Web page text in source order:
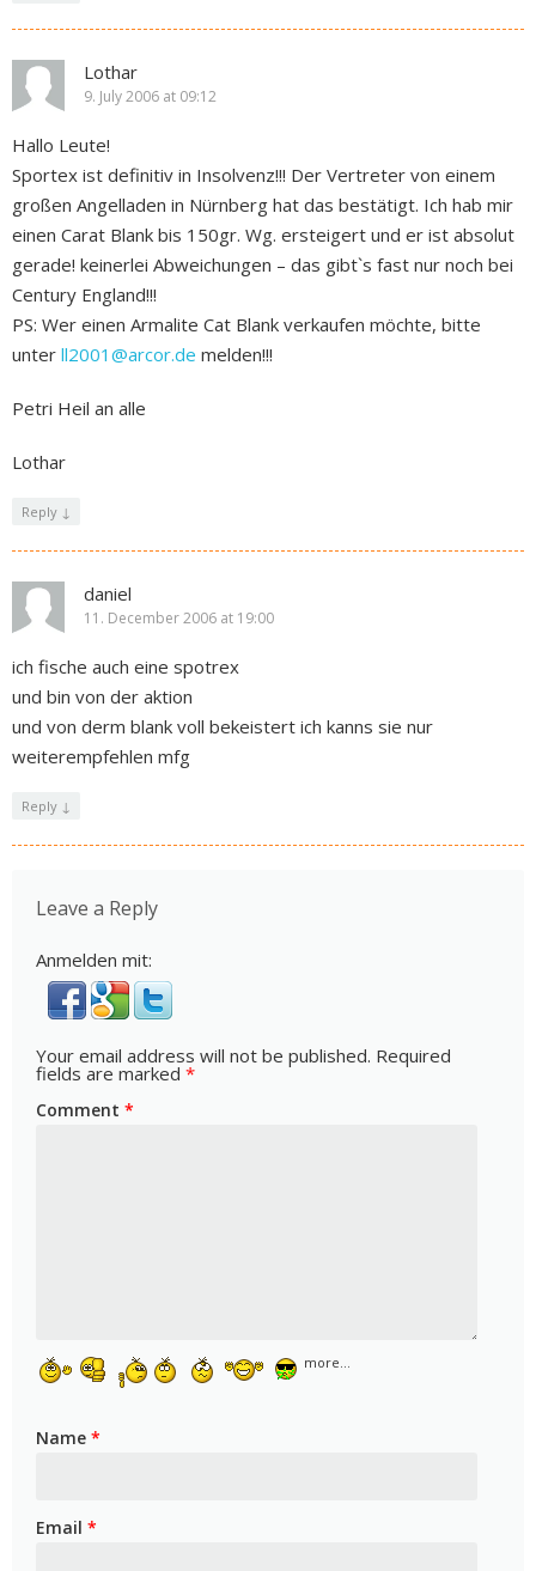
Lothar
9. July 2006 at 09:12
Hallo Leute!
Sportex ist definitiv in Insolvenz!!! Der Vertreter von einem
großen Angelladen in Nürnberg hat das bestätigt. Ich hab mir
einen Carat Blank bis 150gr. Wg. ersteigert und er ist absolut
gerade! keinerlei Abweichungen – das gibt`s fast nur noch bei
Century England!!!
PS: Wer einen Armalite Cat Blank verkaufen möchte, bitte
unter ll2001@arcor.de melden!!!
Petri Heil an alle
Lothar
Reply ↓
daniel
11. December 2006 at 19:00
ich fische auch eine spotrex
und bin von der aktion
und von derm blank voll bekeistert ich kanns sie nur
weiterempfehlen mfg
Reply ↓
Leave a Reply
Anmelden mit:
Your email address will not be published. Required
fields are marked *
Comment *
more...
Name *
Email *